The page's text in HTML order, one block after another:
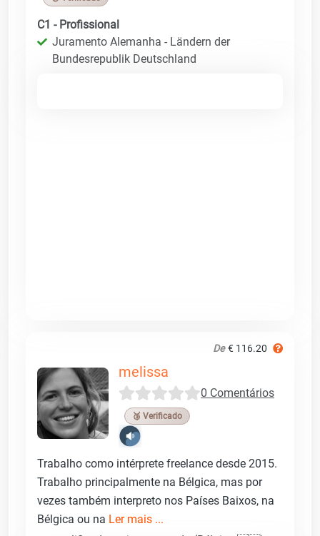
C1 - Profissional
Juramento Alemanha - Ländern der
Bundesrepublik Deutschland
De € 116.20
melissa
0 Comentários
🥉 Verificado
Trabalho como intérprete freelance desde 2015.
Trabalho principalmente na Bélgica, mas por
vezes também interpreto nos Países Baixos, na
Bélgica ou na Ler mais ...